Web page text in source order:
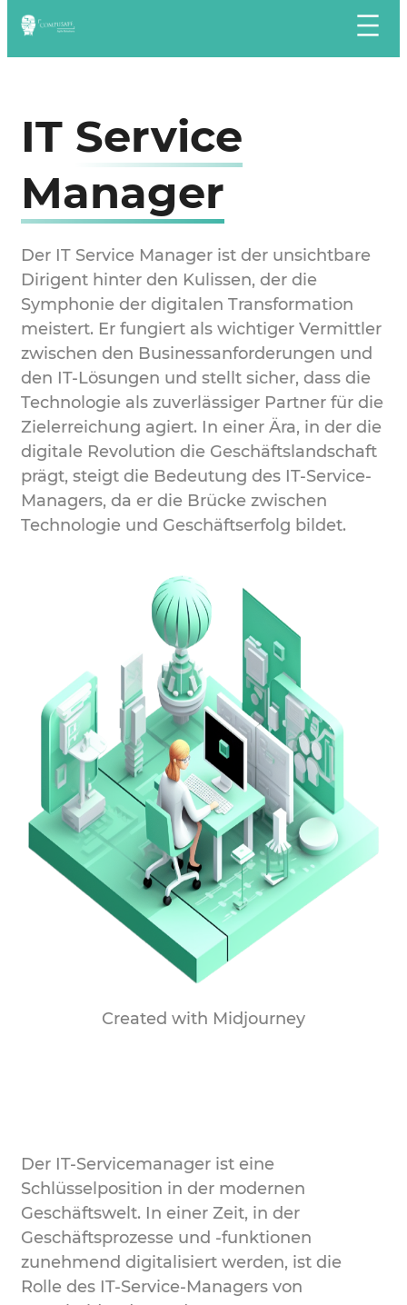
Inhalt
springen
IT Service
Manager
Der IT Service Manager ist der unsichtbare
Dirigent hinter den Kulissen, der die
Symphonie der digitalen Transformation
meistert. Er fungiert als wichtiger Vermittler
zwischen den Businessanforderungen und
den IT-Lösungen und stellt sicher, dass die
Technologie als zuverlässiger Partner für die
Zielerreichung agiert. In einer Ära, in der die
digitale Revolution die Geschäftslandschaft
prägt, steigt die Bedeutung des IT-Service-
Managers, da er die Brücke zwischen
Technologie und Geschäftserfolg bildet.
Created with Midjourney
Der IT-Servicemanager ist eine
Schlüsselposition in der modernen
Geschäftswelt. In einer Zeit, in der
Geschäftsprozesse und -funktionen
zunehmend digitalisiert werden, ist die
Rolle des IT-Service-Managers von